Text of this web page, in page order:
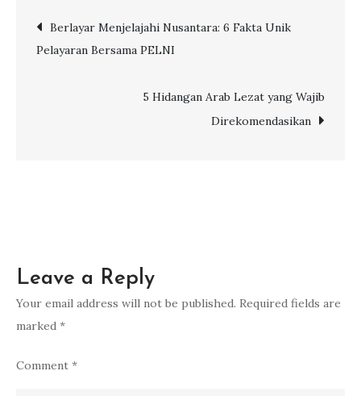
Legoland,
Nyaman
Post
navigation
Berlayar Menjelajahi Nusantara: 6 Fakta Unik
Pelayaran Bersama PELNI
5 Hidangan Arab Lezat yang Wajib
Direkomendasikan
Leave a Reply
Your email address will not be published. Required fields are
marked *
Comment *